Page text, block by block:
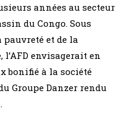
années au secteur
du Congo. Sous
et de la
envisagerait en
bonifié à la société
Groupe Danzer rendu